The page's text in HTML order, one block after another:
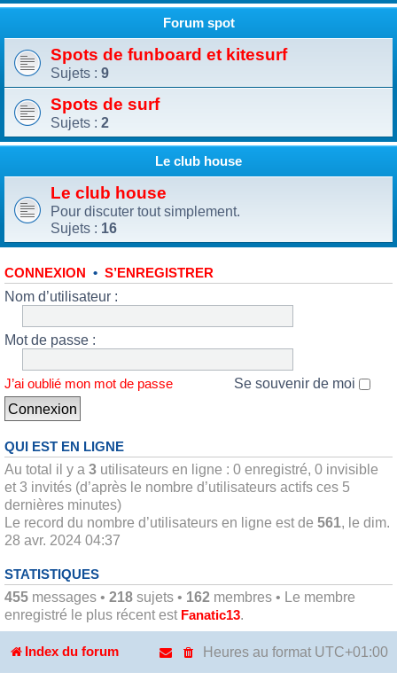
Forum spot
Spots de funboard et kitesurf
Sujets : 9
Spots de surf
Sujets : 2
Le club house
Le club house
Pour discuter tout simplement.
Sujets : 16
CONNEXION • S’ENREGISTRER
Nom d’utilisateur :
Mot de passe :
J’ai oublié mon mot de passe Se souvenir de moi
QUI EST EN LIGNE
Au total il y a 3 utilisateurs en ligne : 0 enregistré, 0 invisible
et 3 invités (d’après le nombre d’utilisateurs actifs ces 5
dernières minutes)
Le record du nombre d’utilisateurs en ligne est de 561, le dim.
28 avr. 2024 04:37
STATISTIQUES
455 messages • 218 sujets • 162 membres • Le membre
enregistré le plus récent est Fanatic13.
Index du forum Heures au format UTC+01:00